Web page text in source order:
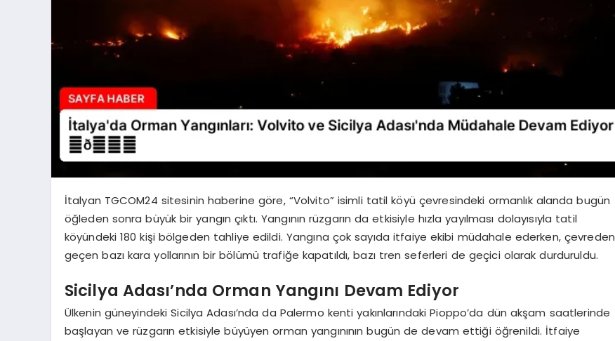
İtalyan TGCOM24 sitesinin haberine göre, “Volvito” isimli tatil köyü çevresindeki ormanlık alanda bugün
öğleden sonra büyük bir yangın çıktı. Yangının rüzgarın da etkisiyle hızla yayılması dolayısıyla tatil
köyündeki 180 kişi bölgeden tahliye edildi. Yangına çok sayıda itfaiye ekibi müdahale ederken, çevreden
geçen bazı kara yollarının bir bölümü trafiğe kapatıldı, bazı tren seferleri de geçici olarak durduruldu.
Sicilya Adası’nda Orman Yangını Devam Ediyor
Ülkenin güneyindeki Sicilya Adası’nda da Palermo kenti yakınlarındaki Pioppo’da dün akşam saatlerinde
başlayan ve rüzgarın etkisiyle büyüyen orman yangınının bugün de devam ettiği öğrenildi. İtfaiye